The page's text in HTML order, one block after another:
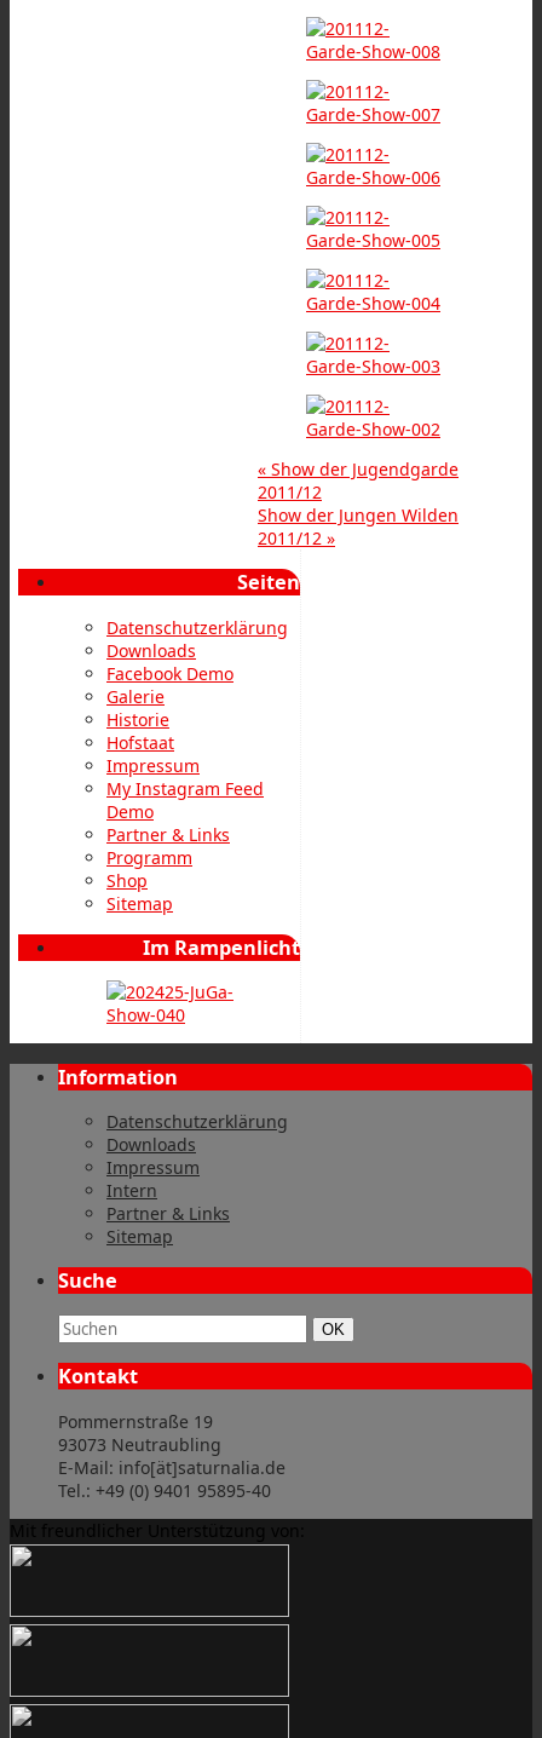
« Show der Jugendgarde
2011/12
Show der Jungen Wilden
2011/12 »
Seiten
Datenschutzerklärung
Downloads
Facebook Demo
Galerie
Historie
Hofstaat
Impressum
My Instagram Feed
Demo
Partner & Links
Programm
Shop
Sitemap
Im Rampenlicht
Information
Datenschutzerklärung
Downloads
Impressum
Intern
Partner & Links
Sitemap
Suche
Suchbegriff: Suchen
OK
Kontakt
Pommernstraße 19
93073 Neutraubling
E-Mail: info[ät]saturnalia.de
Tel.: +49 (0) 9401 95895-40